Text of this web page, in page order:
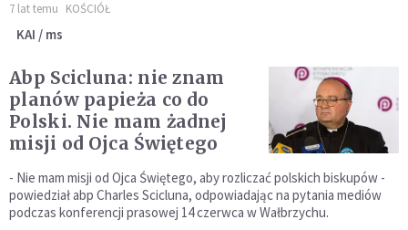
7 lat temu KOŚCIÓŁ
KAI / ms
Abp Scicluna: nie znam
planów papieża co do
Polski. Nie mam żadnej
misji od Ojca Świętego
- Nie mam misji od Ojca Świętego, aby rozliczać polskich biskupów -
powiedział abp Charles Scicluna, odpowiadając na pytania mediów
podczas konferencji prasowej 14 czerwca w Wałbrzychu.